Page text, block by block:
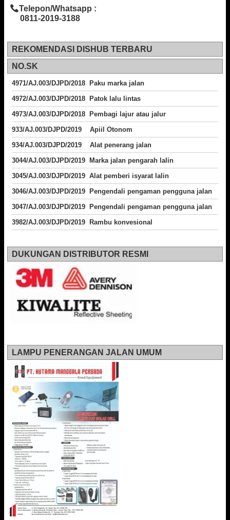
Telepon/Whatsapp :
0811-2019-3188
REKOMENDASI DISHUB TERBARU
NO.SK
4971/AJ.003/DJPD/2018 Paku marka jalan
4972/AJ.003/DJPD/2018 Patok lalu lintas
4973/AJ.003/DJPD/2018
Pembagi lajur atau jalur
933/AJ.003/DJPD/2019 Apiil Otonom
934/AJ.003/DJPD/2019 Alat penerang jalan
3044/AJ.003/DJPD/2019 Marka jalan pengarah lalin
3045/AJ.003/DJPD/2019 Alat pemberi isyarat lalin
3046/AJ.003/DJPD/2019 Pengendali pengaman pengguna jalan
3047/AJ.003/DJPD/2019 Pengendali pengaman pengguna jalan
3982/AJ.003/DJPD/2019 Rambu konvesional
DUKUNGAN DISTRIBUTOR RESMI
LAMPU PENERANGAN JALAN UMUM